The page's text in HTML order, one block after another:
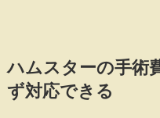
ハムスターの手術
ず対応できる